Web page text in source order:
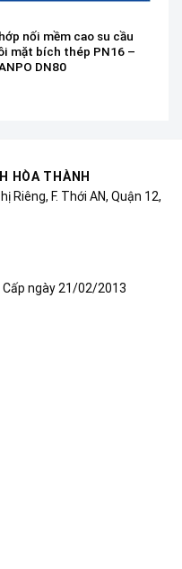
nối mềm cao su cầu
mặt bích thép PN16 –
DN80
HÒA THÀNH
Riêng, F. Thới AN, Quận 12,
Cấp ngày 21/02/2013